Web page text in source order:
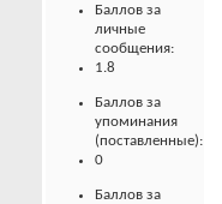
Баллов за
личные
сообщения:
1.8
Баллов за
упоминания
(поставленные):
0
Баллов за